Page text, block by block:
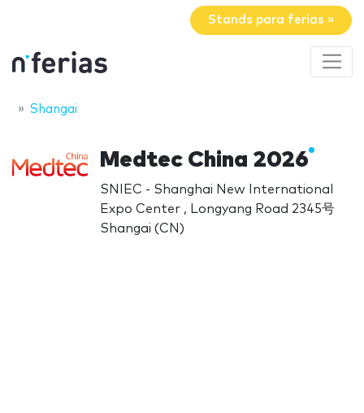
Stands para ferias »
Shangai
Medtec China 2026
SNIEC - Shanghai New International
Expo Center , Longyang Road 2345号
Shangai (CN)